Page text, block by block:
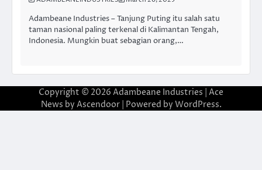
Adambeane Industries – Tanjung Puting itu salah satu
taman nasional paling terkenal di Kalimantan Tengah,
Indonesia. Mungkin buat sebagian orang,…
Copyright © 2026 Adambeane Industries | Ace
News by Ascendoor| Powered by WordPress.